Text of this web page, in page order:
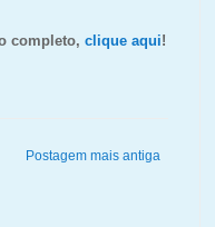
completo, clique aqui!
Postagem mais antiga